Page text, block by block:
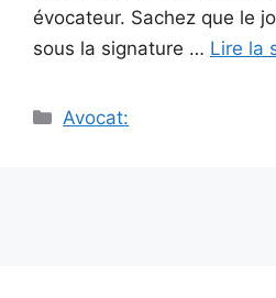
évocateur. Sachez que le
sous la signature … Lire la
Catégories
Avocat: